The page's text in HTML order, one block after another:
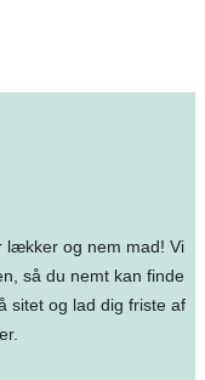
lækker og nem mad! Vi
så du nemt kan finde
sitet og lad dig friste af